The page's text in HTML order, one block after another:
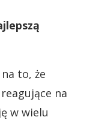
to, że
na
w wielu